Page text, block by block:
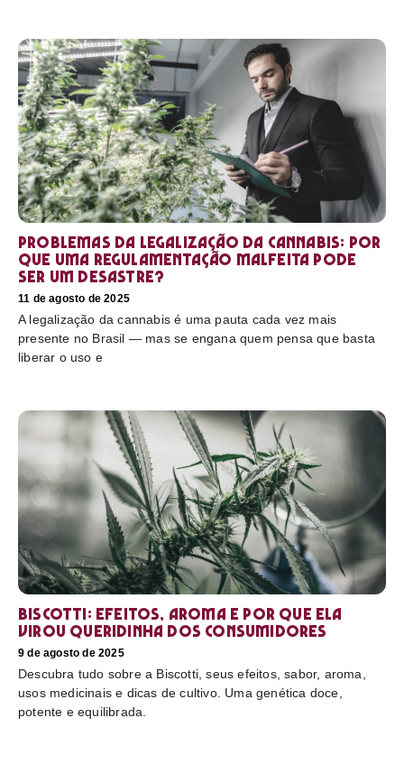
Problemas da legalização da cannabis: por
que uma regulamentação malfeita pode
ser um desastre?
11 de agosto de 2025
A legalização da cannabis é uma pauta cada vez mais
presente no Brasil — mas se engana quem pensa que basta
liberar o uso e
Biscotti: efeitos, aroma e por que ela
virou queridinha dos consumidores
9 de agosto de 2025
Descubra tudo sobre a Biscotti, seus efeitos, sabor, aroma,
usos medicinais e dicas de cultivo. Uma genética doce,
potente e equilibrada.